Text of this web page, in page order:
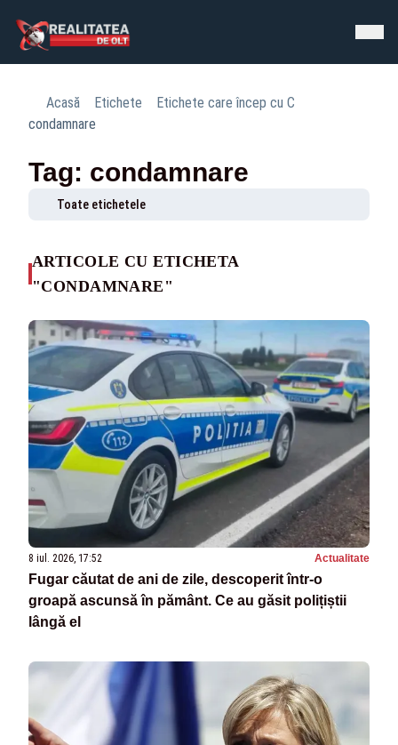
Acasă Etichete
Etichete care încep cu C
condamnare
Tag: condamnare
Toate etichetele
ARTICOLE CU ETICHETA
"CONDAMNARE"
8 iul. 2026, 17:52 Actualitate
Fugar căutat de ani de zile, descoperit într-o
groapă ascunsă în pământ. Ce au găsit polițiștii
lângă el